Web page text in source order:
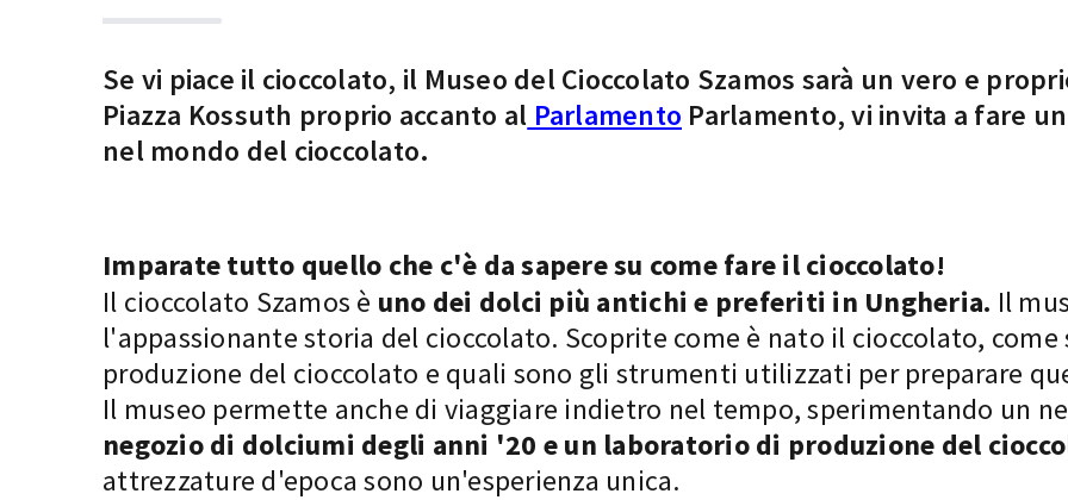
Se vi piace il cioccolato, il Museo del Cioccolato Szamos sarà un vero e
Piazza Kossuth proprio accanto al Parlamento Parlamento, vi invita a fare
nel mondo del cioccolato.
Imparate tutto quello che c'è da sapere su come fare il cioccolato!
Il cioccolato Szamos è uno dei dolci più antichi e preferiti in Ungheria. Il
l'appassionante storia del cioccolato. Scoprite come è nato il cioccolato,
produzione del cioccolato e quali sono gli strumenti utilizzati per preparare
Il museo permette anche di viaggiare indietro nel tempo, sperimentando un
negozio di dolciumi degli anni '20 e un laboratorio di produzione del
attrezzature d'epoca sono un'esperienza unica.